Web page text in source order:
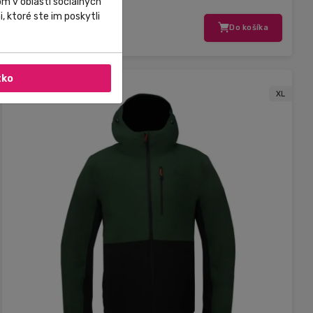
205,00 €
Do košíka
XL
ktoré ste im poskytli